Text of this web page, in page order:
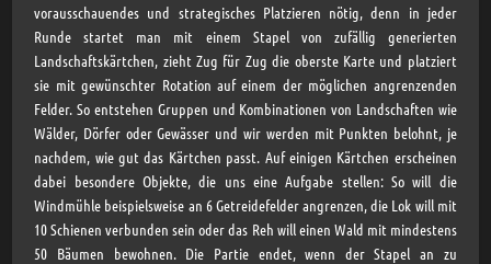
vorausschauendes und strategisches Platzieren nötig, denn in jeder
Runde startet man mit einem Stapel von zufällig generierten
Landschaftskärtchen, zieht Zug für Zug die oberste Karte und platziert
sie mit gewünschter Rotation auf einem der möglichen angrenzenden
Felder. So entstehen Gruppen und Kombinationen von Landschaften wie
Wälder, Dörfer oder Gewässer und wir werden mit Punkten belohnt, je
nachdem, wie gut das Kärtchen passt. Auf einigen Kärtchen erscheinen
dabei besondere Objekte, die uns eine Aufgabe stellen: So will die
Windmühle beispielsweise an 6 Getreidefelder angrenzen, die Lok will mit
10 Schienen verbunden sein oder das Reh will einen Wald mit mindestens
50 Bäumen bewohnen. Die Partie endet, wenn der Stapel an zu